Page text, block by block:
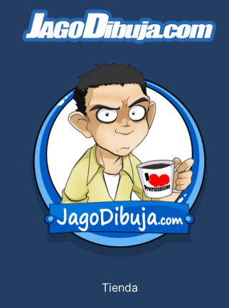
Tienda